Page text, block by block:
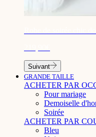
Suivant
GRANDE TAILLE
ACHETER PAR
Pour mariage
Demoiselle
Soirée
ACHETER PAR
Bleu